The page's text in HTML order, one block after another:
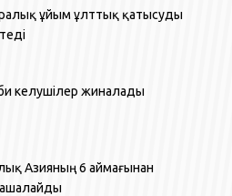
ұйым ұлттық қатысуды
келушілер жиналады
Азияның 6 аймағынан